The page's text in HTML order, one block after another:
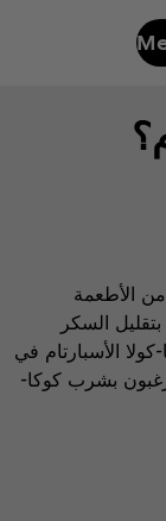
من الأطعمة
السكر
الأسبارتام في
بشرب كوكا-